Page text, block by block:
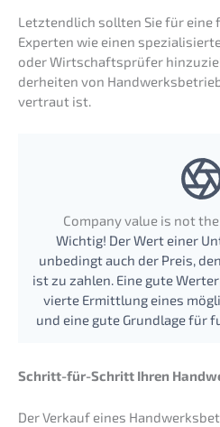
Letzt­end­lich sollten Sie für eine
Exper­ten wie einen
oder Wirtschafts­prü­fer
der­hei­ten von
vertraut ist.
Compa­ny value is not
Wichtig! Der Wert einer
unbedingt auch der Preis,
ist zu zahlen. Eine gute
vier­te Ermitt­lung eines
und eine gute Grund­la­ge für
Schritt-für-Schritt Ihren
Der Verkauf eines